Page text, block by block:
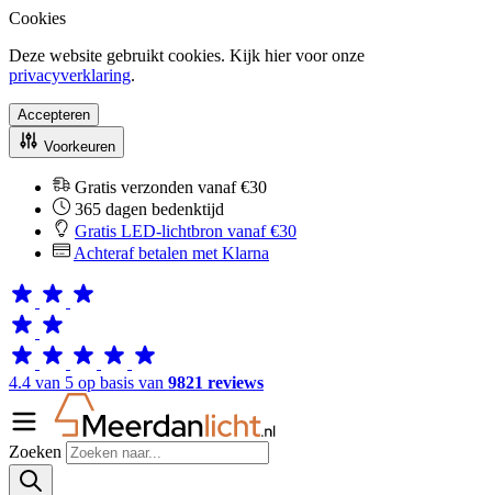
Cookies
Deze website gebruikt cookies. Kijk hier voor onze
privacyverklaring.
Accepteren
Voorkeuren
Gratis verzonden vanaf €30
365 dagen bedenktijd
Gratis LED-lichtbron vanaf €30
Achteraf betalen met Klarna
4.4 van 5 op basis van 9821 reviews
Zoeken